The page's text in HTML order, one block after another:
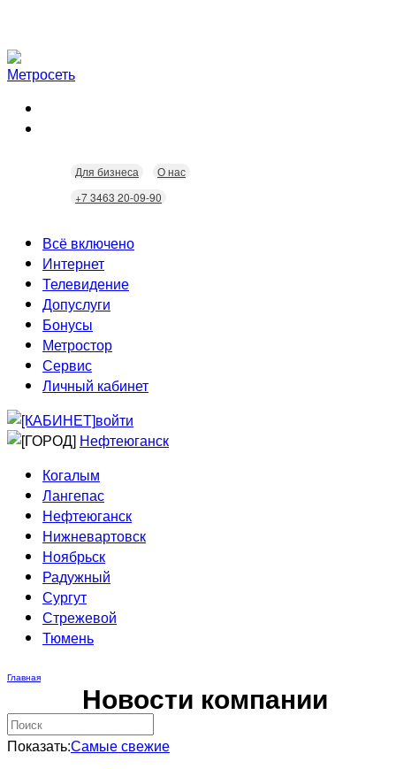
Для бизнеса
О нас
+7 3463 20-09-90
Всё включено
Интернет
Скорость
Безопасность
Wi-Fi
Технологии
Телевидение
Кабельное ТВ
Интерактивное ТВ
Допуслуги
Видеонаблюдение
Городские камеры
Домофония
Бонусы
Статусы
Бонусы
Скидки
Метростор
Сервис
Неисправности
Домовые сети
Личный кабинет
войти
Нефтеюганск
Когалым
Лангепас
Нефтеюганск
Нижневартовск
Ноябрьск
Радужный
Сургут
Стрежевой
Тюмень
Главная
Новости компании
Показать:Самые свежие